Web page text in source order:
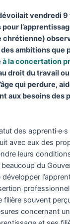
vendredi
chrétienne)
ambitions que
à la concertation
droit du travail
qui perdure,
aux besoins des
des
avec eux des
leurs
du
filière souvent
concernant